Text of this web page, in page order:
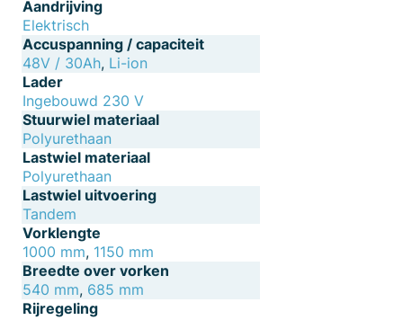
Aandrijving
Elektrisch
Accuspanning / capaciteit
48V / 30Ah, Li-ion
Lader
Ingebouwd 230 V
Stuurwiel materiaal
Polyurethaan
Lastwiel materiaal
Polyurethaan
Lastwiel uitvoering
Tandem
Vorklengte
1000 mm, 1150 mm
Breedte over vorken
540 mm, 685 mm
Rijregeling